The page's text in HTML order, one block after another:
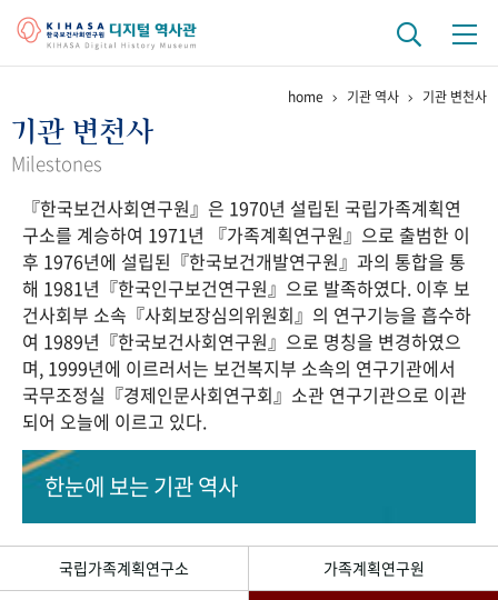
걸어온 길 기관 변천사
연구 역사
정책과 연구 키워드로 보는 연구 역사
연구자들
간행물 변천사
기록물 아카이브
사진 아카이브 문서 기록물 행정박물 영상 기록물
50+1 주년 기념
세계와 함께 한 KIHASA
home 기관 역사 기관 변천사
기관 변천사
Milestones
『한국보건사회연구원』은 1970년 설립된 국립가족계획연
구소를 계승하여 1971년 『가족계획연구원』으로 출범한 이
후 1976년에 설립된『한국보건개발연구원』과의 통합을 통
해 1981년『한국인구보건연구원』으로 발족하였다. 이후 보
건사회부 소속『사회보장심의위원회』의 연구기능을 흡수하
여 1989년『한국보건사회연구원』으로 명칭을 변경하였으
며, 1999년에 이르러서는 보건복지부 소속의 연구기관에서
국무조정실『경제인문사회연구회』소관 연구기관으로 이관
되어 오늘에 이르고 있다.
한눈에 보는기관 역사
국립가족계획연구소
가족계획연구원